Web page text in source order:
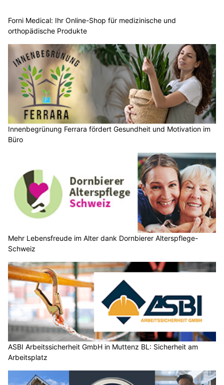
Forni Medical: Ihr Online-Shop für medizinische und
orthopädische Produkte
Innenbegrünung Ferrara fördert Gesundheit und Motivation im
Büro
Mehr Lebensfreude im Alter dank Dornbierer Alterspflege-
Schweiz
ASBI Arbeitssicherheit GmbH in Muttenz BL: Sicherheit am
Arbeitsplatz